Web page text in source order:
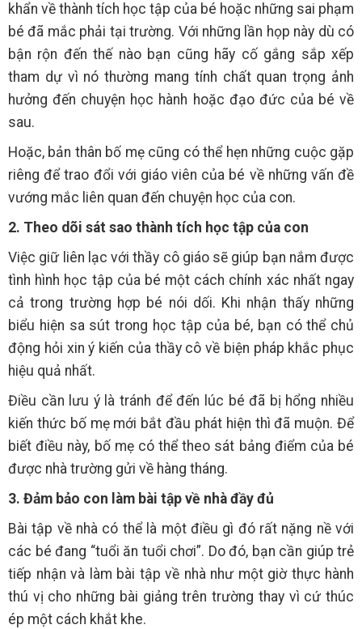
khẩn về thành tích học tập của bé hoặc những sai phạm
bé đã mắc phải tại trường. Với những lần họp này dù có
bận rộn đến thế nào bạn cũng hãy cố gắng sắp xếp
tham dự vì nó thường mang tính chất quan trọng ảnh
hưởng đến chuyện học hành hoặc đạo đức của bé về
sau.
Hoặc, bản thân bố mẹ cũng có thể hẹn những cuộc gặp
riêng để trao đổi với giáo viên của bé về những vấn đề
vướng mắc liên quan đến chuyện học của con.
2. Theo dõi sát sao thành tích học tập của con
Việc giữ liên lạc với thầy cô giáo sẽ giúp bạn nắm được
tình hình học tập của bé một cách chính xác nhất ngay
cả trong trường hợp bé nói dối. Khi nhận thấy những
biểu hiện sa sút trong học tập của bé, bạn có thể chủ
động hỏi xin ý kiến của thầy cô về biện pháp khắc phục
hiệu quả nhất.
Điều cần lưu ý là tránh để đến lúc bé đã bị hổng nhiều
kiến thức bố mẹ mới bắt đầu phát hiện thì đã muộn. Để
biết điều này, bố mẹ có thể theo sát bảng điểm của bé
được nhà trường gửi về hàng tháng.
3. Đảm bảo con làm bài tập về nhà đầy đủ
Bài tập về nhà có thể là một điều gì đó rất nặng nề với
các bé đang “tuổi ăn tuổi chơi”. Do đó, bạn cần giúp trẻ
tiếp nhận và làm bài tập về nhà như một giờ thực hành
thú vị cho những bài giảng trên trường thay vì cứ thúc
ép một cách khắt khe.